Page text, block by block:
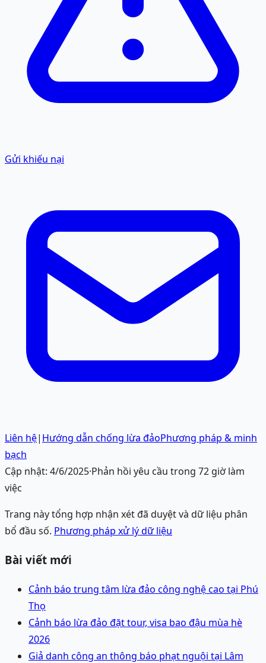
Gửi khiếu nại
Liên hệ| Hướng dẫn chống lừa đảoPhương pháp & minh
bạch
Cập nhật: 4/6/2025·Phản hồi yêu cầu trong 72 giờ làm
việc
Trang này tổng hợp nhận xét đã duyệt và dữ liệu phân
bổ đầu số. Phương pháp xử lý dữ liệu
Bài viết mới
Cảnh báo trung tâm lừa đảo công nghệ cao tại Phú
Thọ
Cảnh báo lừa đảo đặt tour, visa bao đậu mùa hè
2026
Giả danh công an thông báo phạt nguội tại Lâm